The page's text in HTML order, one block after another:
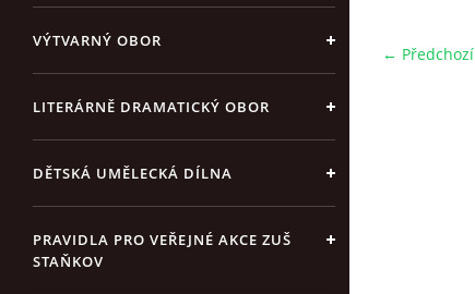
VÝTVARNÝ OBOR
LITERÁRNĚ DRAMATICKÝ OBOR
DĚTSKÁ UMĚLECKÁ DÍLNA
PRAVIDLA PRO VEŘEJNÉ AKCE ZUŠ
STAŇKOV
← Předchozí